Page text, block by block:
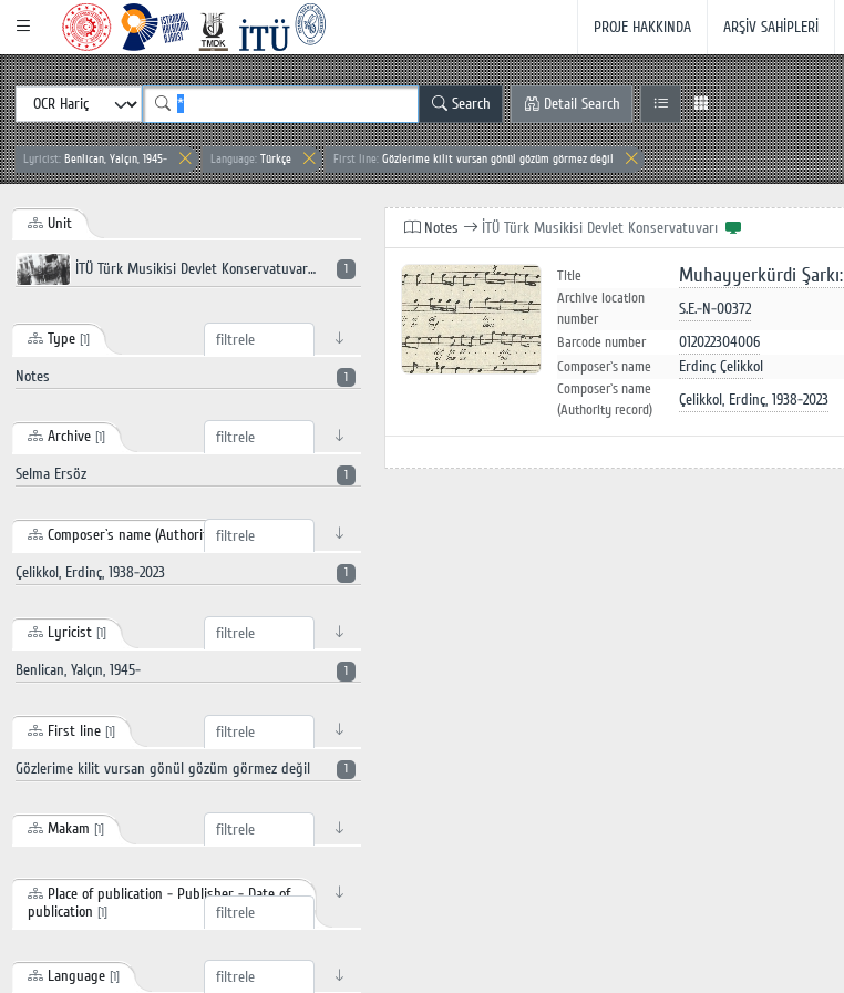
PROJE HAKKINDA ARŞİV SAHİPLERİ
Search Detail Search
Lyricist: Benlican, Yalçın, 1945- Language: Türkçe First line: Gözlerime kilit vursan gönül gözüm görmez değil
Unit
İTÜ Türk Musikisi Devlet Konservatuvarı 1
Type [1]
Notes 1
Archive [1]
Selma Ersöz 1
Composer`s name (Authority record)
Çelikkol, Erdinç, 1938-2023 1
Lyricist [1]
Benlican, Yalçın, 1945- 1
First line [1]
Gözlerime kilit vursan gönül gözüm görmez değil 1
Makam [1]
Place of publication - Publisher - Date of
publication [1]
Language [1]
Notes İTÜ Türk Musikisi Devlet Konservatuvarı
Title Muhayyerkürdi
Archive location
number
S.E.-N-00372
Barcode number 012022304006
Composer`s name Erdinç Çelikkol
Composer`s name
(Authority record)
Çelikkol, Erdinç, 1938-2023